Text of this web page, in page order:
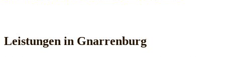
Leistungen in Gnarrenburg